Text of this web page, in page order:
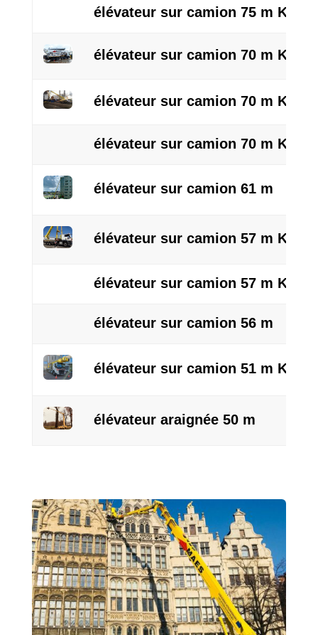
élévateur sur camion 75 m KTV/
élévateur sur camion 70 m KTV/
élévateur sur camion 70 m KTV
élévateur sur camion 70 m KTV
élévateur sur camion 61 m
élévateur sur camion 57 m KTV
élévateur sur camion 57 m KTV/
élévateur sur camion 56 m
élévateur sur camion 51 m KTV/
élévateur araignée 50 m